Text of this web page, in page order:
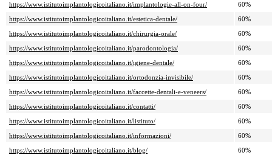
https://www.istitutoimplantologicoitaliano.it/implantologie-all-on-four/
60%
https://www.istitutoimplantologicoitaliano.it/estetica-dentale/
60%
https://www.istitutoimplantologicoitaliano.it/chirurgia-orale/
60%
https://www.istitutoimplantologicoitaliano.it/parodontologia/
60%
https://www.istitutoimplantologicoitaliano.it/igiene-dentale/
60%
https://www.istitutoimplantologicoitaliano.it/ortodonzia-invisibile/
60%
https://www.istitutoimplantologicoitaliano.it/faccette-dentali-e-veneers/
60%
https://www.istitutoimplantologicoitaliano.it/contatti/
60%
https://www.istitutoimplantologicoitaliano.it/listituto/
60%
https://www.istitutoimplantologicoitaliano.it/informazioni/
60%
https://www.istitutoimplantologicoitaliano.it/blog/
60%